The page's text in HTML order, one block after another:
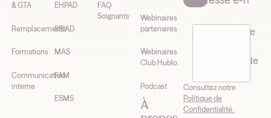
& GTA
Remplacements
Formations
Communication
interne
EHPAD
SSIAD
MAS
FAM
ESMS
FAQ
Soignants
Webinaires
partenaires
Webinaires
Club Hublo
Podcast
À
J’accepte de
newsletter de
Consultez notre
Politique de
Confidentialité .